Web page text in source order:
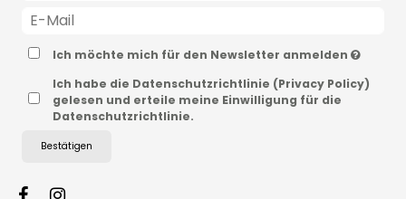
Ich möchte mich für den Newsletter anmelden
Ich habe die Datenschutzrichtlinie (Privacy Policy)
gelesen und erteile meine Einwilligung für die
Datenschutzrichtlinie.
Bestätigen